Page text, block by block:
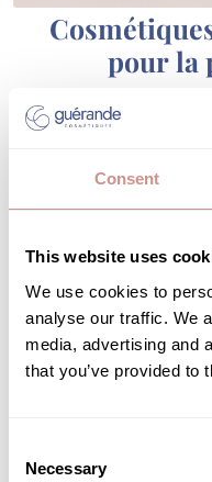
Consent
This website uses
We use cookies to
analyse our traffic. We
media, advertising and
that you’ve provided to
Selection
Necessary
pour la
préoccupation
agressions
cosmétiques bio
de